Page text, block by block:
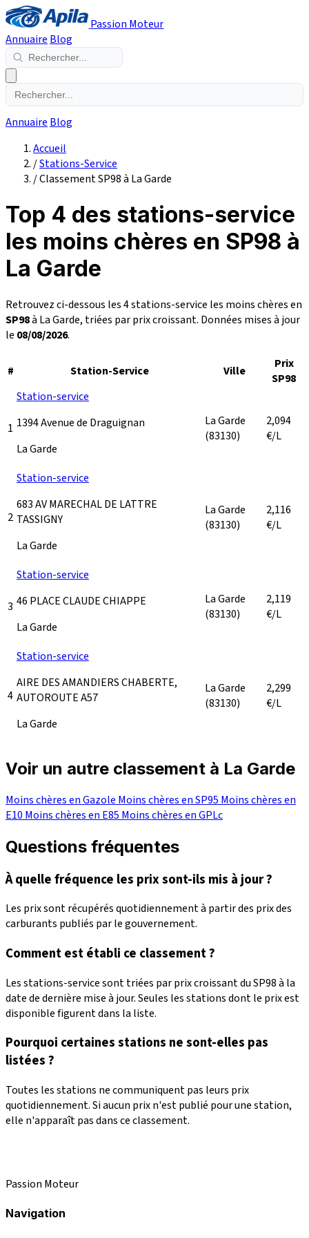
Passion Moteur
Annuaire Blog
Annuaire Blog
Accueil
/Stations-Service
/Classement SP98 à La Garde
Top 4 des stations-service
les moins chères en SP98 à
La Garde
Retrouvez ci-dessous les 4 stations-service les moins chères en
SP98à La Garde, triées par prix croissant. Données mises à jour
le 08/08/2026.
# Station-Service Ville
Prix
SP98
1
Station-service
1394 Avenue de Draguignan
La Garde
La Garde
(83130)
2,094
€/L
2
Station-service
683 AV MARECHAL DE LATTRE
TASSIGNY
La Garde
La Garde
(83130)
2,116
€/L
3
Station-service
46 PLACE CLAUDE CHIAPPE
La Garde
La Garde
(83130)
2,119
€/L
4
Station-service
AIRE DES AMANDIERS CHABERTE,
AUTOROUTE A57
La Garde
La Garde
(83130)
2,299
€/L
Voir un autre classement à La Garde
Moins chères en Gazole Moins chères en SP95 Moins chères en
E10 Moins chères en E85 Moins chères en GPLc
Questions fréquentes
À quelle fréquence les prix sont-ils mis à jour ?
Les prix sont récupérés quotidiennement à partir des prix des
carburants publiés par le gouvernement.
Comment est établi ce classement ?
Les stations-service sont triées par prix croissant du SP98 à la
date de dernière mise à jour. Seules les stations dont le prix est
disponible figurent dans la liste.
Pourquoi certaines stations ne sont-elles pas
listées ?
Toutes les stations ne communiquent pas leurs prix
quotidiennement. Si aucun prix n'est publié pour une station,
elle n'apparaît pas dans ce classement.
Passion Moteur
Navigation